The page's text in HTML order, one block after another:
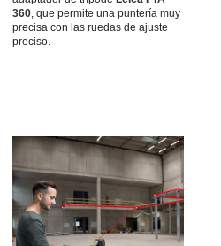
360 , que permite una puntería muy
precisa con las ruedas de ajuste
preciso.